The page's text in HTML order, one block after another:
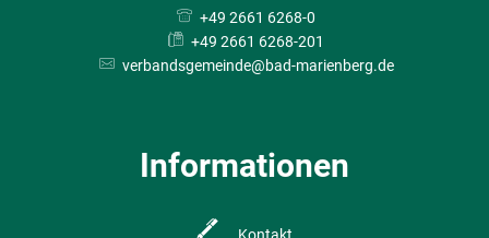
+49 2661 6268-0
+49 2661 6268-201
verbandsgemeinde@bad-marienberg.de
Informationen
Kontakt